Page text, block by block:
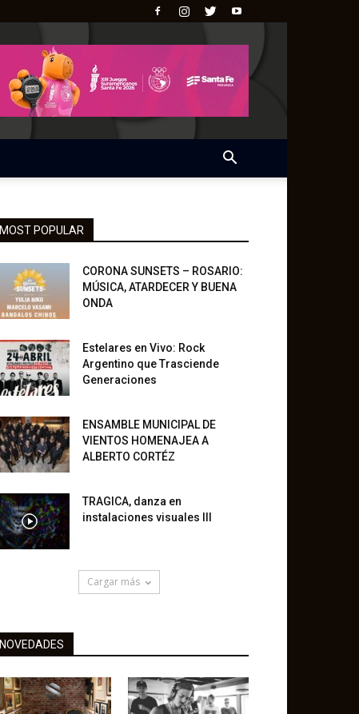
MOST POPULAR
CORONA SUNSETS – ROSARIO:
MÚSICA, ATARDECER Y BUENA
ONDA
Estelares en Vivo: Rock
Argentino que Trasciende
Generaciones
ENSAMBLE MUNICIPAL DE
VIENTOS HOMENAJEA A
ALBERTO CORTÉZ
TRAGICA, danza en
instalaciones visuales III
Cargar más
NOVEDADES